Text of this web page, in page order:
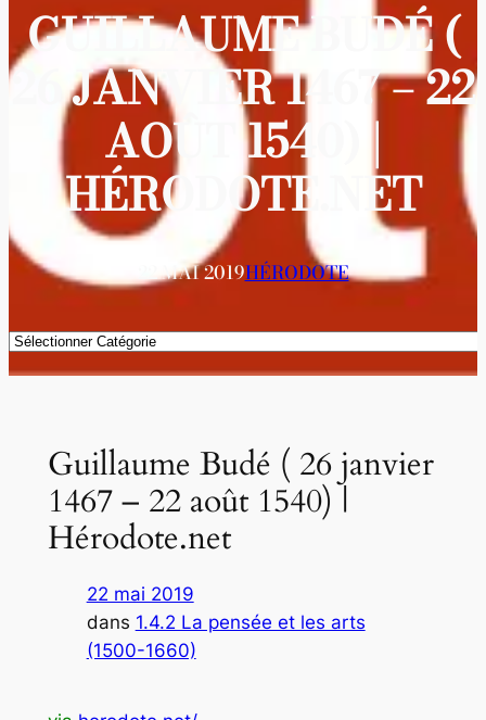
GUILLAUME BUDÉ (
26 JANVIER 1467 – 22
AOÛT 1540) |
HÉRODOTE.NET
22 MAI 2019HÉRODOTE
Catégories
Guillaume Budé ( 26 janvier
1467 – 22 août 1540) |
Hérodote.net
22 mai 2019
dans 1.4.2 La pensée et les arts
(1500-1660)